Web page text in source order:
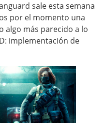
sale esta semana
por el momento una
algo más parecido a lo
implementación de